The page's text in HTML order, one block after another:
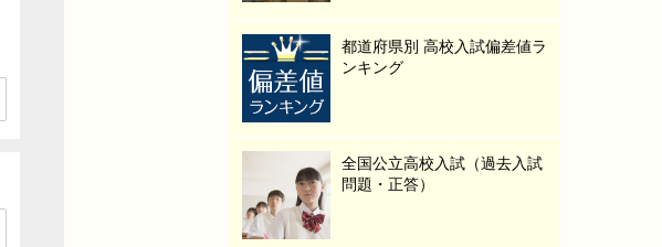
都道府県別 高校入試偏差値ラ
ンキング
全国公立高校入試（過去入試
問題・正答）